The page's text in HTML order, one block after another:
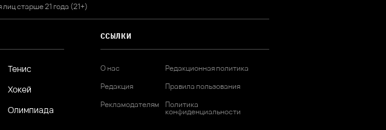
старше 21 года (21+)
Тенис
Хокей
Олимпиада
ССЫЛКИ
О нас
Редакция
Рекламодателям
Редакционная политика
Правила пользования
Политика
конфиденциальности